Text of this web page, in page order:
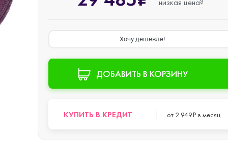
низкая цена?
Хочу дешевле!
ДОБАВИТЬ В КОРЗИНУ
КУПИТЬ В КРЕДИТ от 2 949₽ в месяц